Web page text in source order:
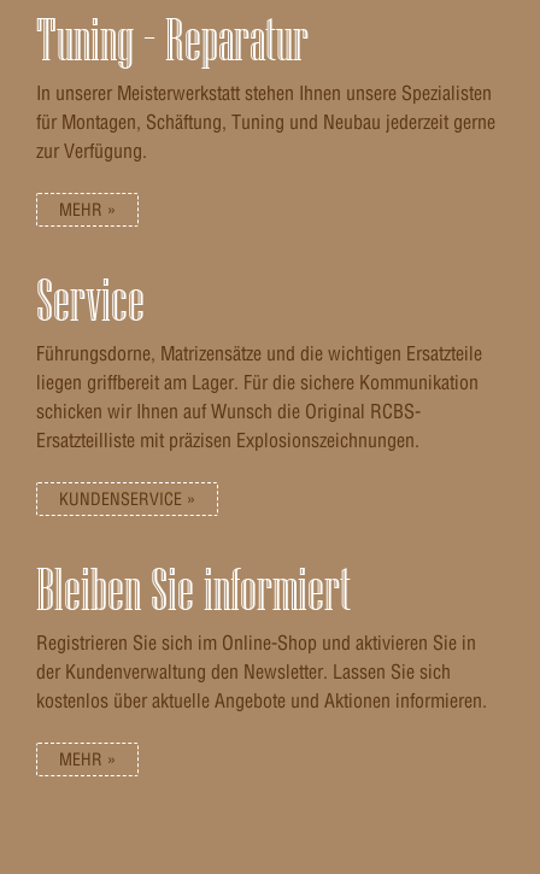
Tuning – Reparatur
In unserer Meisterwerkstatt stehen Ihnen unsere Spezialisten
für Montagen, Schäftung, Tuning und Neubau jederzeit gerne
zur Verfügung.
MEHR »
Service
Führungsdorne, Matrizensätze und die wichtigen Ersatzteile
liegen griffbereit am Lager. Für die sichere Kommunikation
schicken wir Ihnen auf Wunsch die Original RCBS-
Ersatzteilliste mit präzisen Explosionszeichnungen.
KUNDENSERVICE »
Bleiben Sie informiert
Registrieren Sie sich im Online-Shop und aktivieren Sie in
der Kundenverwaltung den Newsletter. Lassen Sie sich
kostenlos über aktuelle Angebote und Aktionen informieren.
MEHR »